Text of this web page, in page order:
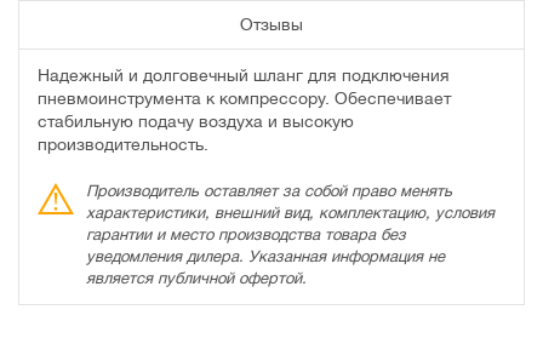
Отзывы
Надежный и долговечный шланг для подключения
пневмоинструмента к компрессору. Обеспечивает
стабильную подачу воздуха и высокую
производительность.
Производитель оставляет за собой право менять
характеристики, внешний вид, комплектацию, условия
гарантии и место производства товара без
уведомления дилера. Указанная информация не
является публичной офертой.